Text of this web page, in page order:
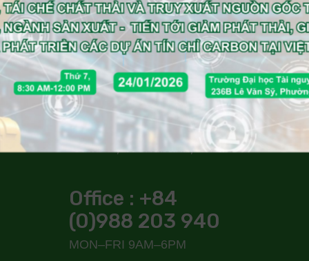
uy tín, những người khởi
xướng toàn cầu về tính
bền vững, hành động vì
khí hậu, hệ sinh thái xanh
và năng lượng tái tạo. EIP
Vietnam thực hiện tư vấn
theo khung EIP của
UNIDO, Worldbank, GIZ.
Office : +84
(0)988 203 940
MON–FRI 9AM–6PM